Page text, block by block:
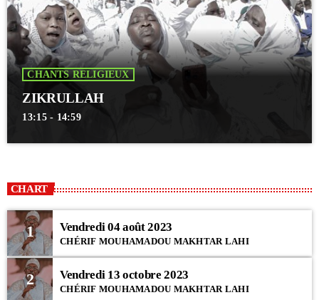
CHANTS RELIGIEUX
ZIKRULLAH
13:15 - 14:59
CHART
1 Vendredi 04 août 2023
CHÉRIF MOUHAMADOU MAKHTAR LAHI
2 Vendredi 13 octobre 2023
CHÉRIF MOUHAMADOU MAKHTAR LAHI